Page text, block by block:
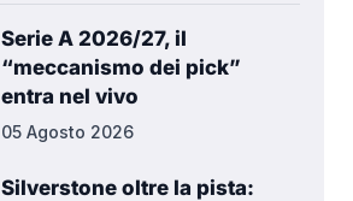
Serie A 2026/27, il
“meccanismo dei pick”
entra nel vivo
05 Agosto 2026
Silverstone oltre la pista: